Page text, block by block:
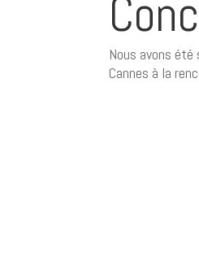
Nous avons
Cannes à la